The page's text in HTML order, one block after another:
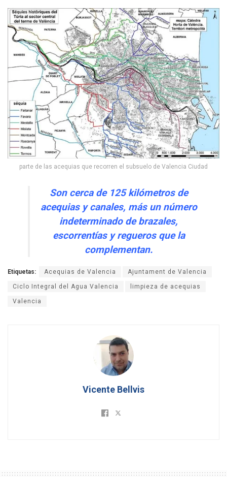
parte de las acequias que recorren el subsuelo de Valencia Ciudad
Son cerca de 125 kilómetros de
acequias y canales, más un número
indeterminado de brazales,
escorrentías y regueros que la
complementan.
Etiquetas: Acequias de Valencia Ajuntament de Valencia
Ciclo Integral del Agua Valencia limpieza de acequias
Valencia
Vicente Bellvis